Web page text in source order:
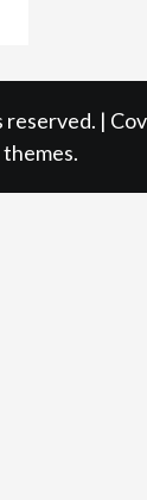
reserved. |
themes.